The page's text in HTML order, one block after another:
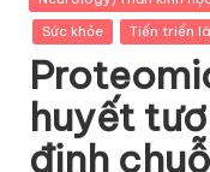
A
I
in
Sức khỏe
Tiến triển
huyết
định